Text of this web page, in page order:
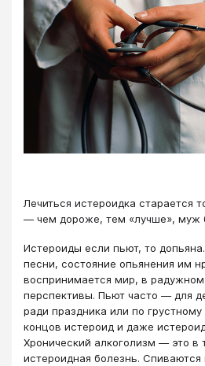
Лечиться истероидка старается
— чем дороже, тем «лучше», муж
Истероиды если пьют, то
песни, состояние опьянения им
воспринимается мир, в радужном
перспективы. Пьют часто — для
ради праздника или по
концов истероид и даже
Хронический алкоголизм — это в
истероидная болезнь. Спиваются